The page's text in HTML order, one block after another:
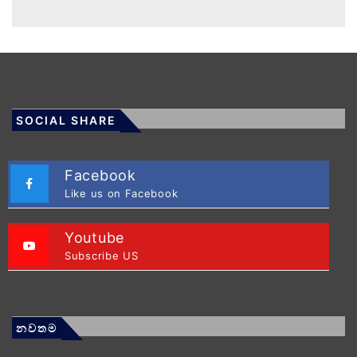
SOCIAL SHARE
Facebook
Like us on Facebook
Youtube
Subscribe US
නවතම